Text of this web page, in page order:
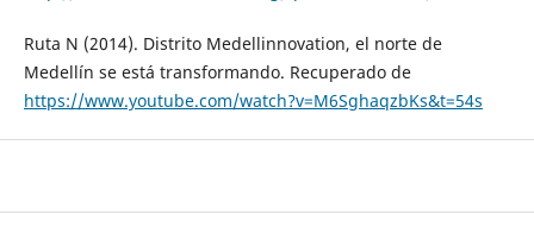
Ruta N (2014). Distrito Medellinnovation, el norte de
Medellín se está transformando. Recuperado de
https://www.youtube.com/watch?v=M6SghaqzbKs&t=54s